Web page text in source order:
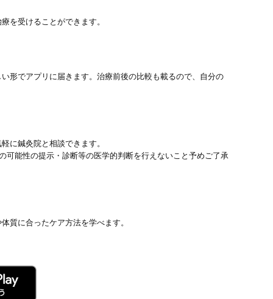
を受けることができます。
形でアプリに届きます。治療前後の比較も載るので、自分の
に鍼灸院と相談できます。
能性の提示・診断等の医学的判断を行えないこと予めご了承
質に合ったケア方法を学べます。